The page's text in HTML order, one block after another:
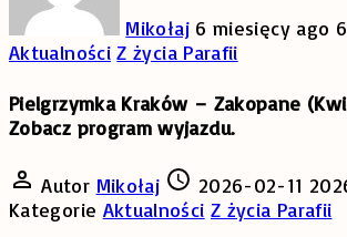
Mikołaj 6 miesięcy ago
Aktualności Z życia Parafii
Pielgrzymka Kraków – Zakopane
Zobacz program wyjazdu.
Autor Mikołaj 2026-02-11
Kategorie Aktualności Z życia Parafii